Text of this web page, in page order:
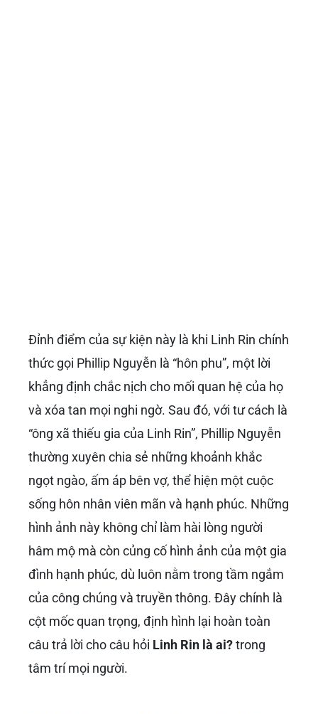
Đỉnh điểm của sự kiện này là khi Linh Rin chính
thức gọi Phillip Nguyễn là “hôn phu”, một lời
khẳng định chắc nịch cho mối quan hệ của họ
và xóa tan mọi nghi ngờ. Sau đó, với tư cách là
“ông xã thiếu gia của Linh Rin”, Phillip Nguyễn
thường xuyên chia sẻ những khoảnh khắc
ngọt ngào, ấm áp bên vợ, thể hiện một cuộc
sống hôn nhân viên mãn và hạnh phúc. Những
hình ảnh này không chỉ làm hài lòng người
hâm mộ mà còn củng cố hình ảnh của một gia
đình hạnh phúc, dù luôn nằm trong tầm ngắm
của công chúng và truyền thông. Đây chính là
cột mốc quan trọng, định hình lại hoàn toàn
câu trả lời cho câu hỏi Linh Rin là ai?trong
tâm trí mọi người.